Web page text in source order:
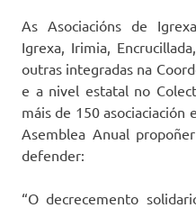
As Asociacións de
Igrexa, Irimia,
outras integradas na
e a nivel estatal no
máis de 150 asociaciación
Asemblea Anual
defender:
“O decrecemento